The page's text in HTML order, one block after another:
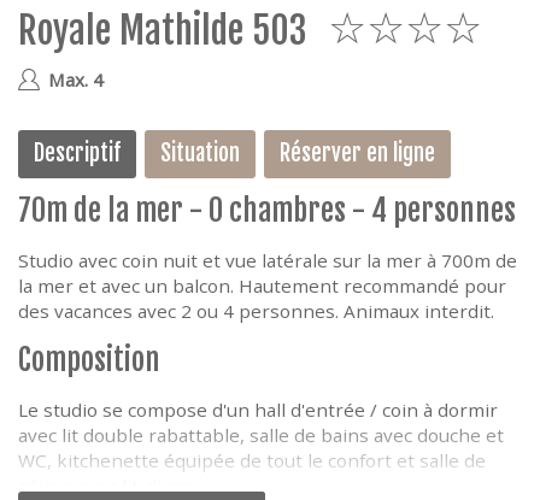
Royale Mathilde 503
Max. 4
Descriptif Situation Réserver en ligne
70m de la mer - 0 chambres - 4 personnes
Studio avec coin nuit et vue latérale sur la mer à 700m de
la mer et avec un balcon. Hautement recommandé pour
des vacances avec 2 ou 4 personnes. Animaux interdit.
Composition
Le studio se compose d'un hall d'entrée / coin à dormir
avec lit double rabattable, salle de bains avec douche et
WC, kitchenette équipée de tout le confort et salle de